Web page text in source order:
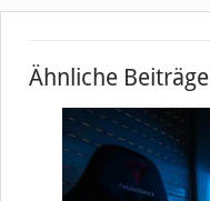
Ähnliche Beiträge